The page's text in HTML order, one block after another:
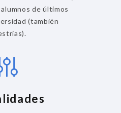
de últimos
(también